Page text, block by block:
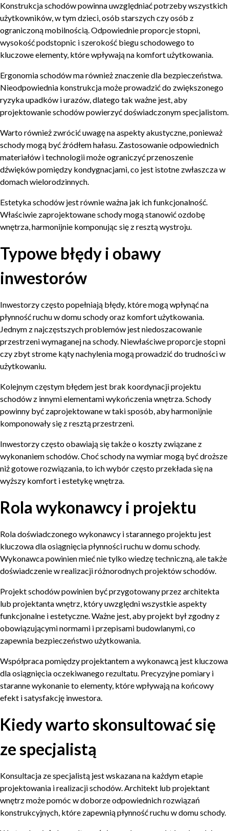
Konstrukcja schodów powinna uwzględniać potrzeby wszystkich
użytkowników, w tym dzieci, osób starszych czy osób z
ograniczoną mobilnością. Odpowiednie proporcje stopni,
wysokość podstopnic i szerokość biegu schodowego to
kluczowe elementy, które wpływają na komfort użytkowania.
Ergonomia schodów ma również znaczenie dla bezpieczeństwa.
Nieodpowiednia konstrukcja może prowadzić do zwiększonego
ryzyka upadków i urazów, dlatego tak ważne jest, aby
projektowanie schodów powierzyć doświadczonym specjalistom.
Warto również zwrócić uwagę na aspekty akustyczne, ponieważ
schody mogą być źródłem hałasu. Zastosowanie odpowiednich
materiałów i technologii może ograniczyć przenoszenie
dźwięków pomiędzy kondygnacjami, co jest istotne zwłaszcza w
domach wielorodzinnych.
Estetyka schodów jest równie ważna jak ich funkcjonalność.
Właściwie zaprojektowane schody mogą stanowić ozdobę
wnętrza, harmonijnie komponując się z resztą wystroju.
Typowe błędy i obawy
inwestorów
Inwestorzy często popełniają błędy, które mogą wpłynąć na
płynność ruchu w domu schody oraz komfort użytkowania.
Jednym z najczęstszych problemów jest niedoszacowanie
przestrzeni wymaganej na schody. Niewłaściwe proporcje stopni
czy zbyt strome kąty nachylenia mogą prowadzić do trudności w
użytkowaniu.
Kolejnym częstym błędem jest brak koordynacji projektu
schodów z innymi elementami wykończenia wnętrza. Schody
powinny być zaprojektowane w taki sposób, aby harmonijnie
komponowały się z resztą przestrzeni.
Inwestorzy często obawiają się także o koszty związane z
wykonaniem schodów. Choć schody na wymiar mogą być droższe
niż gotowe rozwiązania, to ich wybór często przekłada się na
wyższy komfort i estetykę wnętrza.
Rola wykonawcy i projektu
Rola doświadczonego wykonawcy i starannego projektu jest
kluczowa dla osiągnięcia płynności ruchu w domu schody.
Wykonawca powinien mieć nie tylko wiedzę techniczną, ale także
doświadczenie w realizacji różnorodnych projektów schodów.
Projekt schodów powinien być przygotowany przez architekta
lub projektanta wnętrz, który uwzględni wszystkie aspekty
funkcjonalne i estetyczne. Ważne jest, aby projekt był zgodny z
obowiązującymi normami i przepisami budowlanymi, co
zapewnia bezpieczeństwo użytkowania.
Współpraca pomiędzy projektantem a wykonawcą jest kluczowa
dla osiągnięcia oczekiwanego rezultatu. Precyzyjne pomiary i
staranne wykonanie to elementy, które wpływają na końcowy
efekt i satysfakcję inwestora.
Kiedy warto skonsultować się
ze specjalistą
Konsultacja ze specjalistą jest wskazana na każdym etapie
projektowania i realizacji schodów. Architekt lub projektant
wnętrz może pomóc w doborze odpowiednich rozwiązań
konstrukcyjnych, które zapewnią płynność ruchu w domu schody.